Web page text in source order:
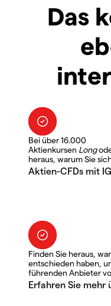
Das
Bei über 16.000
Aktienkursen Long
heraus, warum Sie
Finden Sie heraus,
entschieden haben,
führenden Anbieter